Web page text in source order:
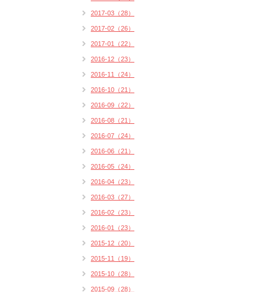
2017-03（28）
2017-02（26）
2017-01（22）
2016-12（23）
2016-11（24）
2016-10（21）
2016-09（22）
2016-08（21）
2016-07（24）
2016-06（21）
2016-05（24）
2016-04（23）
2016-03（27）
2016-02（23）
2016-01（23）
2015-12（20）
2015-11（19）
2015-10（28）
2015-09（28）